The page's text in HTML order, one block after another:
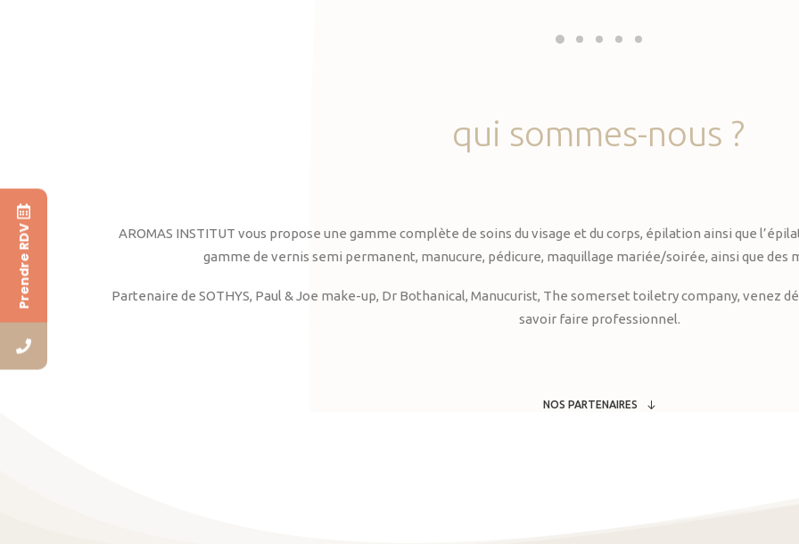
qui sommes-nous ?
AROMAS INSTITUT vous propose une gamme complète de soins du visage et du corps, épilation ainsi que
gamme de vernis semi permanent, manucure, pédicure, maquillage mariée/soirée, ainsi que des
Partenaire de SOTHYS, Paul & Joe make-up, Dr Bothanical, Manucurist, The somerset toiletry company, venez
savoir faire professionnel.
NOS PARTENAIRES
Prendre RDV